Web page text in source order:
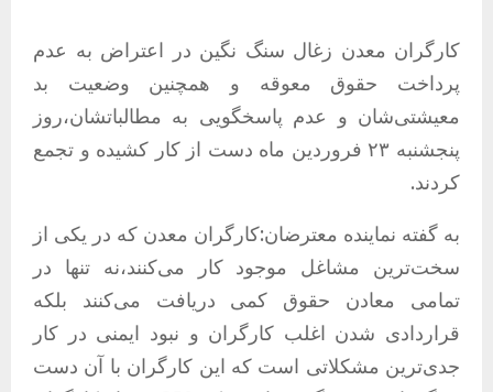
کارگران معدن زغال سنگ نگین در اعتراض به عدم
پرداخت حقوق معوقه و همچنین وضعیت بد
معیشتی‌شان و عدم پاسخگویی به مطالباتشان،روز
پنجشنبه ۲۳ فروردین ماه دست از کار کشیده و تجمع
کردند.
به گفته نماینده معترضان:کارگران معدن که در یکی از
سخت‌ترین مشاغل موجود کار می‌کنند،نه تنها در
تمامی معادن حقوق کمی دریافت می‌کنند بلکه
قراردادی شدن اغلب کارگران و نبود ایمنی در کار
جدی‌ترین مشکلاتی است که این کارگران با آن دست